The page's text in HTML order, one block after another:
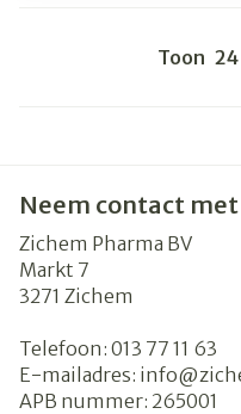
Toon
Neem contact met
Zichem Pharma BV
Markt 7
3271 Zichem
Telefoon: 013 77 11 63
E-mailadres: info@
APB nummer: 265001